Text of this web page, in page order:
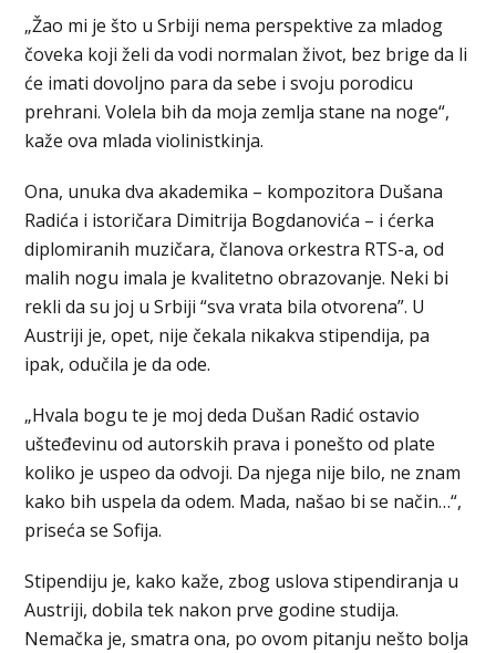
„Žao mi je što u Srbiji nema perspektive za mladog
čoveka koji želi da vodi normalan život, bez brige da li
će imati dovoljno para da sebe i svoju porodicu
prehrani. Volela bih da moja zemlja stane na noge“,
kaže ova mlada violinistkinja.
Ona, unuka dva akademika – kompozitora Dušana
Radića i istoričara Dimitrija Bogdanovića – i ćerka
diplomiranih muzičara, članova orkestra RTS-a, od
malih nogu imala je kvalitetno obrazovanje. Neki bi
rekli da su joj u Srbiji “sva vrata bila otvorena”. U
Austriji je, opet, nije čekala nikakva stipendija, pa
ipak, odučila je da ode.
„Hvala bogu te je moj deda Dušan Radić ostavio
ušteđevinu od autorskih prava i ponešto od plate
koliko je uspeo da odvoji. Da njega nije bilo, ne znam
kako bih uspela da odem. Mada, našao bi se način…“,
priseća se Sofija.
Stipendiju je, kako kaže, zbog uslova stipendiranja u
Austriji, dobila tek nakon prve godine studija.
Nemačka je, smatra ona, po ovom pitanju nešto bolja